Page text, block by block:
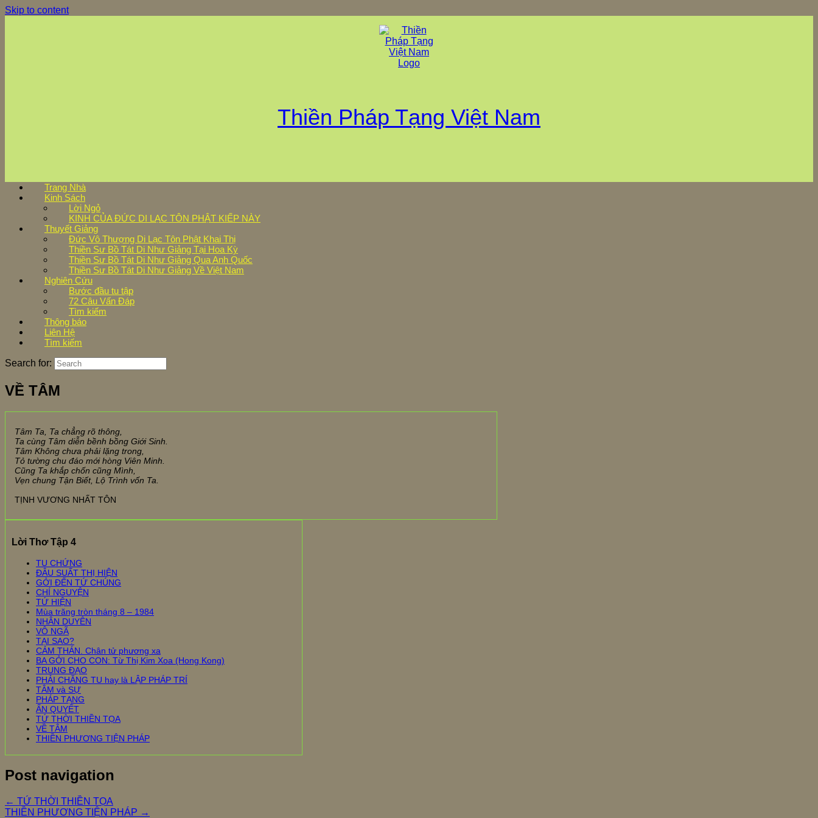
Skip to content
Thiền Pháp Tạng Việt Nam
Trang Nhà
Kinh Sách
Lời Ngỏ
KINH CỦA ĐỨC DI LẠC TÔN PHẬT KIẾP NÀY
Thuyết Giảng
Đức Vô Thượng Di Lạc Tôn Phật Khai Thị
Thiền Sư Bồ Tát Di Như Giảng Tại Hoa Kỳ
Thiền Sư Bồ Tát Di Như Giảng Qua Anh Quốc
Thiền Sư Bồ Tát Di Như Giảng Về Việt Nam
Nghiên Cứu
Bước đầu tu tập
72 Câu Vấn Đáp
Tìm kiếm
Thông báo
Liên Hệ
Tìm kiếm
Search for:
VỀ TÂM
Tâm Ta, Ta chẳng rõ thông,
Ta cùng Tâm diễn bềnh bồng Giới Sinh.
Tâm Không chưa phải lặng trong,
Tỏ tường chu đáo mới hòng Viên Minh.
Cũng Ta khắp chốn cũng Mình,
Vẹn chung Tận Biết, Lộ Trình vốn Ta.
TỊNH VƯƠNG NHẤT TÔN
Lời Thơ Tập 4
TU CHỨNG
ĐÂU SUẤT THỊ HIỆN
GỞI ĐẾN TỨ CHÚNG
CHÍ NGUYỆN
TỨ HIỆN
Mùa trăng tròn tháng 8 – 1984
NHÂN DUYÊN
VÔ NGÃ
TẠI SAO?
CẢM THÁN. Chân tử phương xa
BA GỞI CHO CON: Từ Thị Kim Xoa (Hong Kong)
TRUNG ĐẠO
PHẢI CHĂNG TU hay là LẬP PHÁP TRÍ
TÂM và SỰ
PHÁP TẠNG
ẤN QUYẾT
TỨ THỜI THIỀN TỌA
VỀ TÂM
THIỀN PHƯƠNG TIỆN PHÁP
Post navigation
← TỨ THỜI THIỀN TỌA
THIỀN PHƯƠNG TIỆN PHÁP →